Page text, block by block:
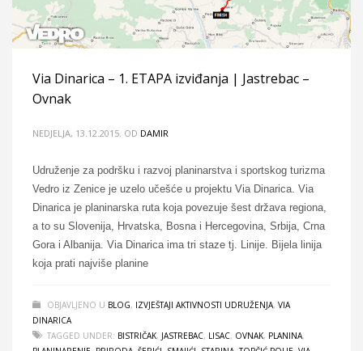
Via Dinarica – 1. ETAPA izviđanja | Jastrebac –
Ovnak
NEDJELJA, 13.12.2015. OD DAMIR
Udruženje za podršku i razvoj planinarstva i sportskog turizma
Vedro iz Zenice je uzelo učešće u projektu Via Dinarica. Via
Dinarica je planinarska ruta koja povezuje šest država regiona,
a to su Slovenija, Hrvatska, Bosna i Hercegovina, Srbija, Crna
Gora i Albanija. Via Dinarica ima tri staze tj. Linije. Bijela linija
koja prati najviše planine
OBJAVLJENO U BLOG, IZVJEŠTAJI AKTIVNOSTI UDRUŽENJA, VIA
DINARICA
TAGGED UNDER: BISTRIČAK, JASTREBAC, LISAC, OVNAK, PLANINA,